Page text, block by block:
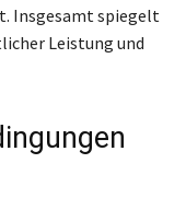
Insgesamt spiegelt
Leistung und